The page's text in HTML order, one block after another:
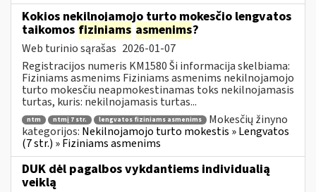
Kokios nekilnojamojo turto mokesčio lengvatos
taikomos fiziniams asmenims?
Web turinio sąrašas 2026-01-07
Registracijos numeris KM1580 Ši informacija skelbiama:
Fiziniams asmenims Fiziniams asmenims nekilnojamojo
turto mokesčiu neapmokestinamas toks nekilnojamasis
turtas, kuris: nekilnojamasis turtas...
ntm ntmį 7 str. lengvatos fiziniams asmenims
Mokesčių žinyno
kategorijos: Nekilnojamojo turto mokestis » Lengvatos
(7 str.) » Fiziniams asmenims
DUK dėl pagalbos vykdantiems individualią
veiklą